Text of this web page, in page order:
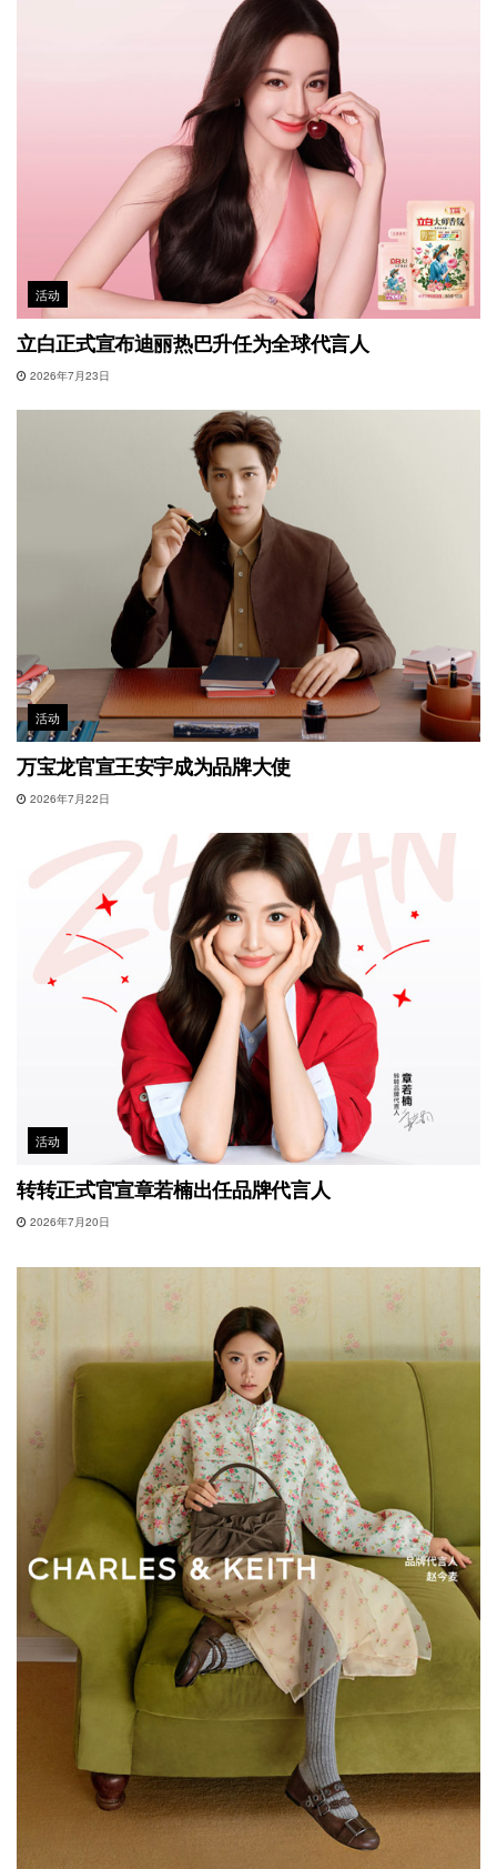
活动
立白正式宣布迪丽热巴升任为全球代言人
2026年7月23日
活动
万宝龙官宣王安宇成为品牌大使
2026年7月22日
活动
转转正式官宣章若楠出任品牌代言人
2026年7月20日